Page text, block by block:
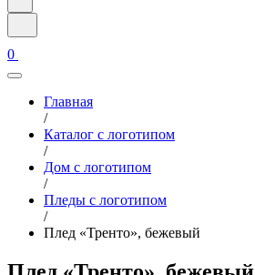
0
Главная
/
Каталог с логотипом
/
Дом с логотипом
/
Пледы с логотипом
/
Плед «Тренто», бежевый